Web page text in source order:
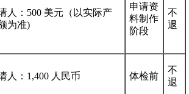
人：500 美元（以实际产
为准)
申请资
料制作
阶段
不
退
人：1,400 人民币 体检前
不
退